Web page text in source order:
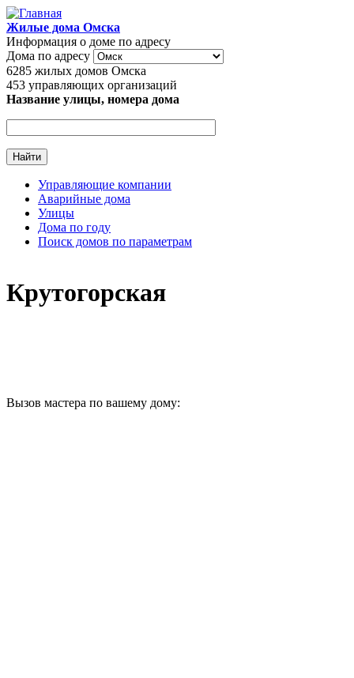
Перейти к основному содержанию
Жилые дома Омска
Информация о доме по адресу
Дома по адресу
6285 жилых домов Омска
453 управляющих организаций
Название улицы, номера дома
Главное меню
Управляющие компании
Аварийные дома
Улицы
Дома по году
Поиск домов по параметрам
Крутогорская
Вызов мастера по вашему дому: